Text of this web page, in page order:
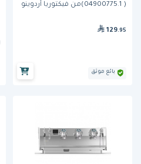
( 04900775.1)من فيكتوريا أردوينو
129.95
بائع موثق